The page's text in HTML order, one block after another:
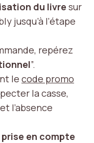
du livre sur
jusqu’à l’étape
repérez
”.
le code promo
la casse,
l’absence
prise en compte